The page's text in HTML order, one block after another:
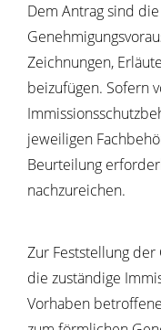
Dem Antrag sind
Zeichnungen,
beizufügen. Sofern
jeweiligen
Beurteilung
nachzureichen.
Zur Feststellung
die zuständige
Vorhaben